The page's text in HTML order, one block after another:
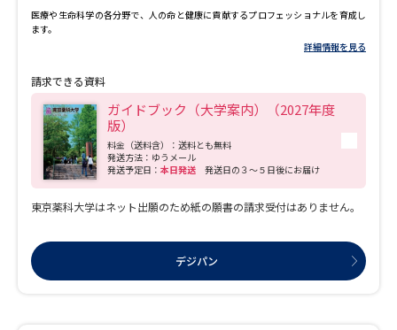
医療や生命科学の各分野で、人の命と健康に貢献するプロフェッショナルを育成し
ます。
詳細情報を見る
請求できる資料
ガイドブック（大学案内）（2027年度
版）
料金（送料含）：送料とも無料
発送方法：ゆうメール
発送予定日： 本日発送 発送日の３～５日後にお届け
東京薬科大学はネット出願のため紙の願書の請求受付はありません。
デジパン